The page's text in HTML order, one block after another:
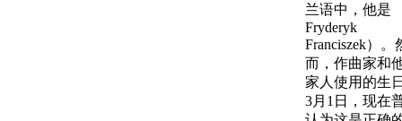
兰语中，他是
Fryderyk
Franciszek）。
而，作曲家和
家人使用的生
3月1日，现在